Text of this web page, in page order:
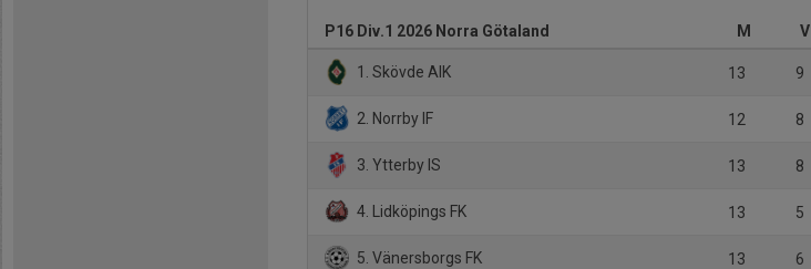
P16 Div.1 2026 Norra Götaland M V
1. Skövde AIK 13 9
2. Norrby IF 12 8
3. Ytterby IS 13 8
4. Lidköpings FK 13 5
5. Vänersborgs FK 13 6